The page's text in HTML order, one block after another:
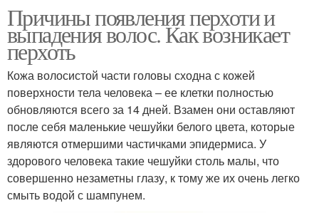
Причины появления перхоти и
выпадения волос. Как возникает
перхоть
Кожа волосистой части головы сходна с кожей
поверхности тела человека – ее клетки полностью
обновляются всего за 14 дней. Взамен они оставляют
после себя маленькие чешуйки белого цвета, которые
являются отмершими частичками эпидермиса. У
здорового человека такие чешуйки столь малы, что
совершенно незаметны глазу, к тому же их очень легко
смыть водой с шампунем.